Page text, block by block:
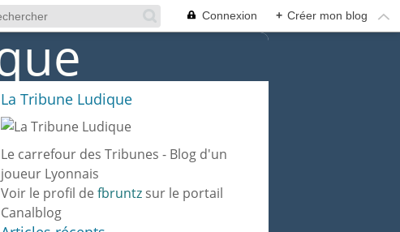
Connexion + Créer mon blog
La Tribune Ludique
Le carrefour des Tribunes - Blog d'un
joueur Lyonnais
Voir le profil de fbruntz sur le portail
Canalblog